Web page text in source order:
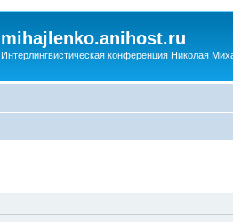
mihajlenko.anihost.ru
Интерлингвистическая конференция Николая